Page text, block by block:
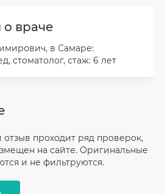
враче
в Самаре:
стоматолог, стаж: 6 лет
проходит ряд проверок,
на сайте. Оригинальные
и не фильтруются.